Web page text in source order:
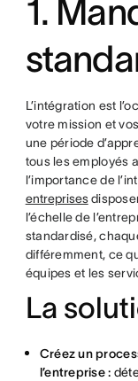
1.
L’intégration est
votre mission et
une période
tous les employés
l’importance de
entreprises
l’échelle de
standardisé,
différemment, ce
équipes et les
La
Créez un
l’entreprise :